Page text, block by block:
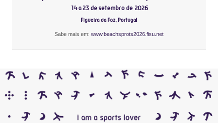
14 a 23 de setembro de 2026
Figueira da Foz, Portugal
Sabe mais em: www.beachsprots2026.fisu.net